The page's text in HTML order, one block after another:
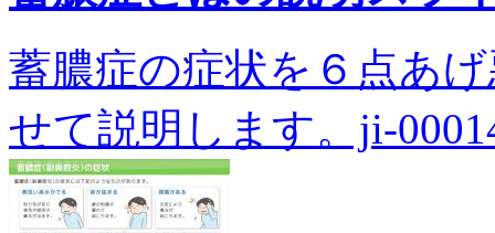
蓄膿症の症状を６点あ
せて説明します。ji-